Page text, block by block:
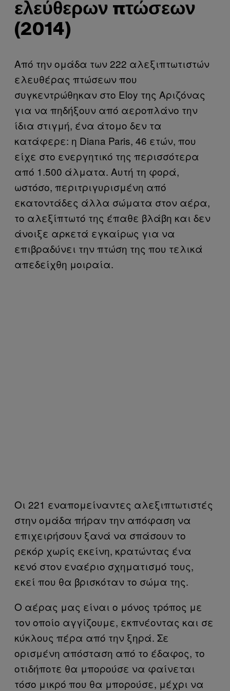
ελεύθερων πτώσεων
(2014)
Από την ομάδα των 222 αλεξιπτωτιστών
ελευθέρας πτώσεων που
συγκεντρώθηκαν στο Eloy της Αριζόνας
για να πηδήξουν από αεροπλάνο την
ίδια στιγμή, ένα άτομο δεν τα
κατάφερε: η Diana Paris, 46 ετών, που
είχε στο ενεργητικό της περισσότερα
από 1.500 άλματα. Αυτή τη φορά,
ωστόσο, περιτριγυρισμένη από
εκατοντάδες άλλα σώματα στον αέρα,
το αλεξίπτωτό της έπαθε βλάβη και δεν
άνοιξε αρκετά εγκαίρως για να
επιβραδύνει την πτώση της που τελικά
απεδείχθη μοιραία.
Οι 221 εναπομείναντες αλεξιπτωτιστές
στην ομάδα πήραν την απόφαση να
επιχειρήσουν ξανά να σπάσουν το
ρεκόρ χωρίς εκείνη, κρατώντας ένα
κενό στον εναέριο σχηματισμό τους,
εκεί που θα βρισκόταν το σώμα της.
Ο αέρας μας είναι ο μόνος τρόπος με
τον οποίο αγγίζουμε, εκπνέοντας και σε
κύκλους πέρα από την ξηρά. Σε
ορισμένη απόσταση από το έδαφος, το
οτιδήποτε θα μπορούσε να φαίνεται
τόσο μικρό που θα μπορούσε, μέχρι να